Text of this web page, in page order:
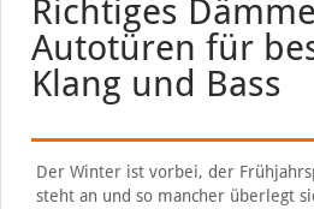
Richtiges
Autotüren für
Klang und Bass
Der Winter ist vorbei, der
steht an und so mancher überlegt